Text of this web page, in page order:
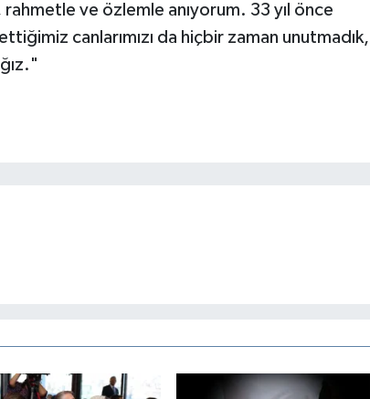
rahmetle ve özlemle anıyorum. 33 yıl önce
canlarımızı da hiçbir zaman unutmadık,